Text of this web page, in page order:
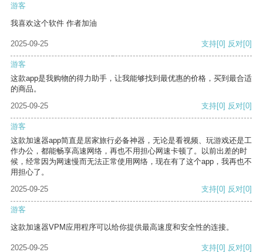
游客
我喜欢这个软件 作者加油
2025-09-25 支持[0] 反对[0]
游客
这款app是我购物的得力助手，让我能够找到最优惠的价格，买到最合适
的商品。
2025-09-25
支持[0] 反对[0]
游客
这款加速器app简直是居家旅行必备神器，无论是看视频、玩游戏还是工
作办公，都能畅享高速网络，再也不用担心网速卡顿了。以前出差的时
候，经常因为网速慢而无法正常使用网络，现在有了这个app，我再也不
用担心了。
2025-09-25
支持[0] 反对[0]
游客
这款加速器VPM应用程序可以给你提供最高速度和安全性的连接。
2025-09-25 支持[0] 反对[0]